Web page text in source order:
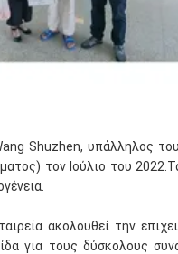
Shuzhen, υπάλληλος
τον Ιούλιο του
ακολουθεί την
για τους δύσκολους